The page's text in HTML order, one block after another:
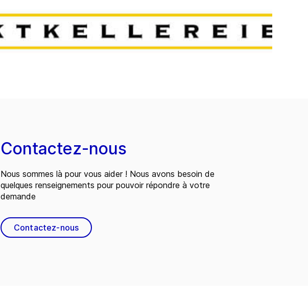
Contactez-nous
Nous sommes là pour vous aider ! Nous avons besoin de
quelques renseignements pour pouvoir répondre à votre
demande
Contactez-nous